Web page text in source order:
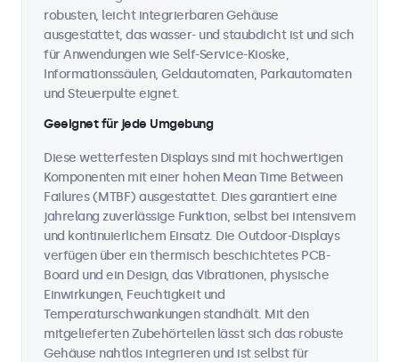
robusten, leicht integrierbaren Gehäuse
ausgestattet, das wasser- und staubdicht ist und sich
für Anwendungen wie Self-Service-Kioske,
Informationssäulen, Geldautomaten, Parkautomaten
und Steuerpulte eignet.
Geeignet für jede Umgebung
Diese wetterfesten Displays sind mit hochwertigen
Komponenten mit einer hohen Mean Time Between
Failures (MTBF) ausgestattet. Dies garantiert eine
jahrelang zuverlässige Funktion, selbst bei intensivem
und kontinuierlichem Einsatz. Die Outdoor-Displays
verfügen über ein thermisch beschichtetes PCB-
Board und ein Design, das Vibrationen, physische
Einwirkungen, Feuchtigkeit und
Temperaturschwankungen standhält. Mit den
mitgelieferten Zubehörteilen lässt sich das robuste
Gehäuse nahtlos integrieren und ist selbst für